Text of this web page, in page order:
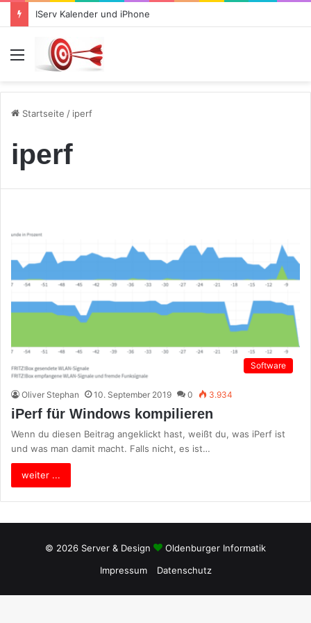
IServ Kalender und iPhone
Menü
Startseite / iperf
iperf
Software
Oliver Stephan 10. September 2019 0 3.934
iPerf für Windows kompilieren
Wenn du diesen Beitrag angeklickt hast, weißt du, was iPerf ist
und was man damit macht. Falls nicht, es ist…
weiter ...
© 2026 Server & Design
Oldenburger Informatik
Impressum
Datenschutz